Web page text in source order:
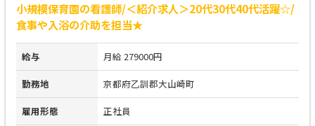
小規模保育園の看護師/＜紹介求人＞20代30代40代活躍☆/
食事や入浴の介助を担当★
給与 月給 279000円
勤務地 京都府乙訓郡大山崎町
雇用形態 正社員